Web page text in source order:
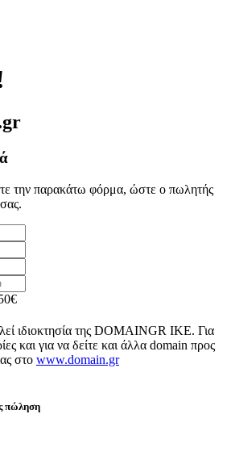
την παρακάτω φόρμα, ώστε ο πωλητής
ιδιοκτησία της DOMAINGR ΙΚΕ. Για
και για να δείτε και άλλα domain προς
στο www.domain.gr
πώληση